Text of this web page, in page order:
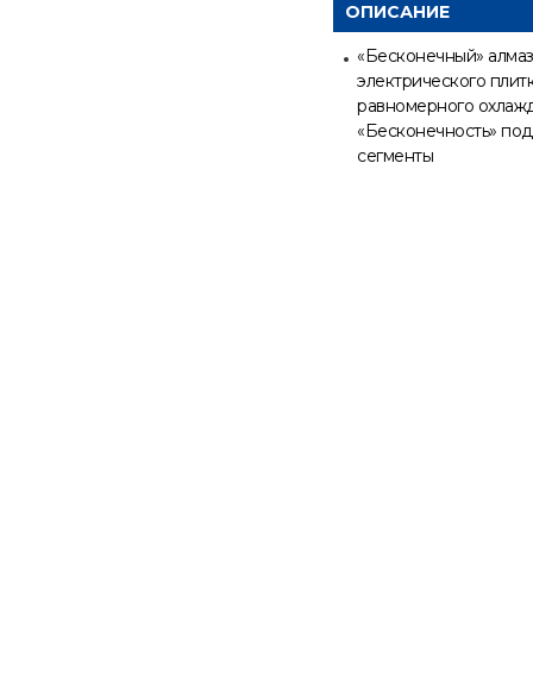
ОПИСАНИЕ
«Бесконечный»
электрического
равномерного
«Бесконечность»
сегменты